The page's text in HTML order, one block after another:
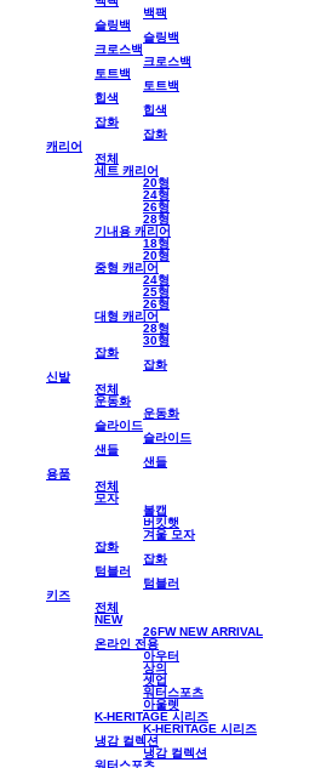
백팩
슬링백
슬링백
크로스백
크로스백
토트백
토트백
힙색
힙색
잡화
잡화
캐리어
전체
세트 캐리어
20형
24형
26형
28형
기내용 캐리어
18형
20형
중형 캐리어
24형
25형
26형
대형 캐리어
28형
30형
잡화
잡화
신발
전체
운동화
운동화
슬라이드
슬라이드
샌들
샌들
용품
전체
모자
볼캡
버킷햇
겨울 모자
잡화
잡화
텀블러
텀블러
키즈
전체
NEW
26FW NEW ARRIVAL
온라인 전용
아우터
상의
셋업
워터스포츠
아울렛
K-HERITAGE 시리즈
K-HERITAGE 시리즈
냉감 컬렉션
냉감 컬렉션
워터스포츠